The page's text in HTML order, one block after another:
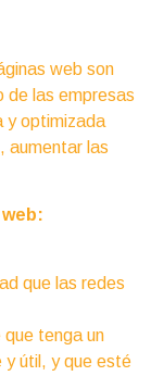
web son
de las empresas
y optimizada
aumentar las
que las redes
tenga un
y útil, y que esté